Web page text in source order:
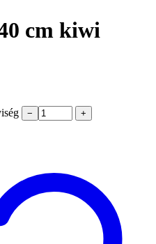
cm kiwi
−
+